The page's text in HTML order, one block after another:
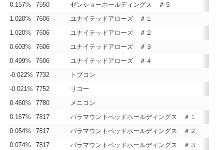
0.157%
7550
ゼンショーホールディングス ＃５
1.020%
7606
ユナイテッドアローズ ＃１
1.020%
7606
ユナイテッドアローズ ＃２
0.603%
7606
ユナイテッドアローズ ＃３
0.499%
7606
ユナイテッドアローズ ＃４
-0.022% 7732
トプコン
-0.021% 7752
リコー
0.460%
7780
メニコン
0.167%
7817
パラマウントベッドホールディングス ＃１
0.054%
7817
パラマウントベッドホールディングス ＃２
0.074%
7817
パラマウントベッドホールディングス ＃３